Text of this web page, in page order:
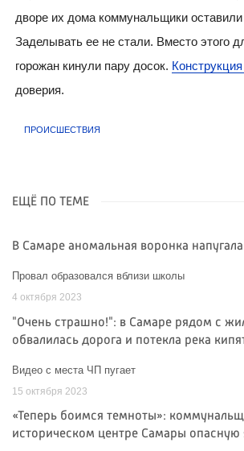
дворе их дома коммунальщики
Заделывать ее не стали. Вместо этого
горожан кинули пару досок. Конструкция
доверия.
ПРОИСШЕСТВИЯ
ЕЩЁ ПО ТЕМЕ
В Самаре аномальная воронка
Провал образовался вблизи школы
4 октября 2023
"Очень страшно!": в Самаре рядом с
обвалилась дорога и потекла река
Видео с места ЧП пугает
15 октября 2023
«Теперь боимся темноты»:
историческом центре Самары опасную